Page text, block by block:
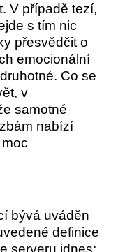
V případě tezí,
s tím nic
přesvědčit o
emocionální
Co se
v
samotné
nabízí
bývá uváděn
definice
serveru idnes: